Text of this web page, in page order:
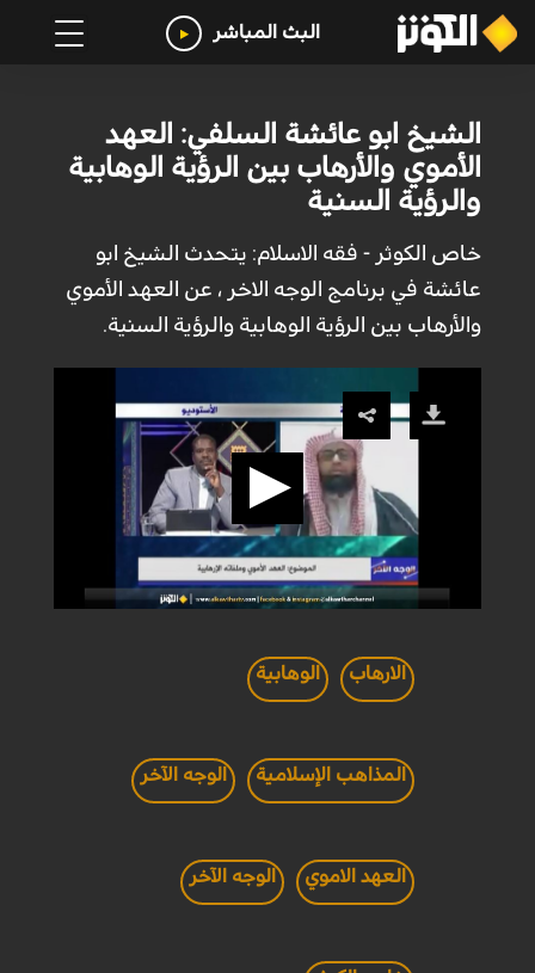
البث المباشر
الشيخ ابو عائشة السلفي: العهد
الأموي والأرهاب بين الرؤية الوهابية
والرؤية السنية
خاص الكوثر - فقه الاسلام: يتحدث الشيخ ابو
عائشة في برنامج الوجه الاخر ، عن العهد الأموي
والأرهاب بين الرؤية الوهابية والرؤية السنية.
الارهاب الوهابية
المذاهب الإسلامية الوجه الآخر
العهد الاموي الوجه الآخر